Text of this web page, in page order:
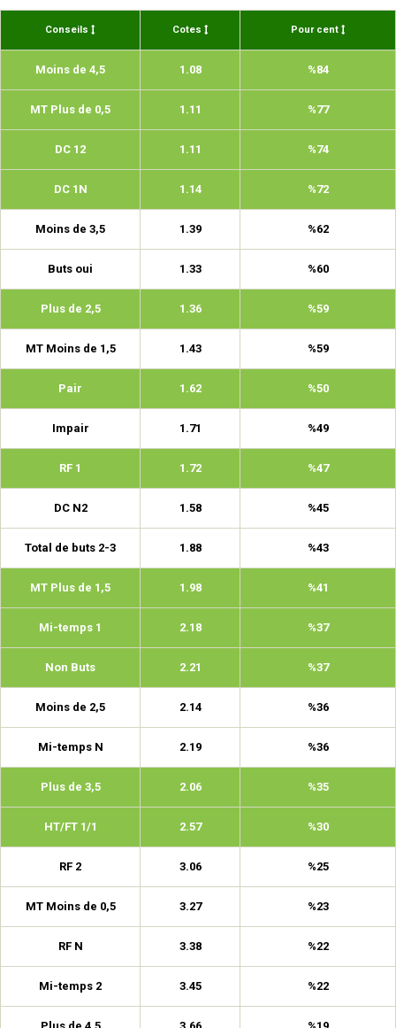
Conseils Cotes Pour cent
Moins de 4,5 1.08 %84
MT Plus de 0,5 1.11 %77
DC 12 1.11 %74
DC 1N 1.14 %72
Moins de 3,5 1.39 %62
Buts oui 1.33 %60
Plus de 2,5 1.36 %59
MT Moins de 1,5 1.43 %59
Pair 1.62 %50
Impair 1.71 %49
RF 1 1.72 %47
DC N2 1.58 %45
Total de buts 2-3 1.88 %43
MT Plus de 1,5 1.98 %41
Mi-temps 1 2.18 %37
Non Buts 2.21 %37
Moins de 2,5 2.14 %36
Mi-temps N 2.19 %36
Plus de 3,5 2.06 %35
HT/FT 1/1 2.57 %30
RF 2 3.06 %25
MT Moins de 0,5 3.27 %23
RF N 3.38 %22
Mi-temps 2 3.45 %22